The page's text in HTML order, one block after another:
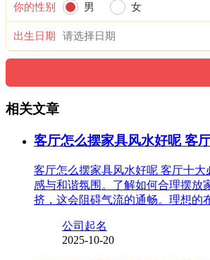
你的性别 男 女
出生日期
相关文章
客厅怎么摆家具风水好呢 客
客厅怎么摆家具风水好呢 客厅十
感与和谐氛围。了解如何合理摆放
挤，这会阻碍气流的通畅。理想的
公司起名
2025-10-20